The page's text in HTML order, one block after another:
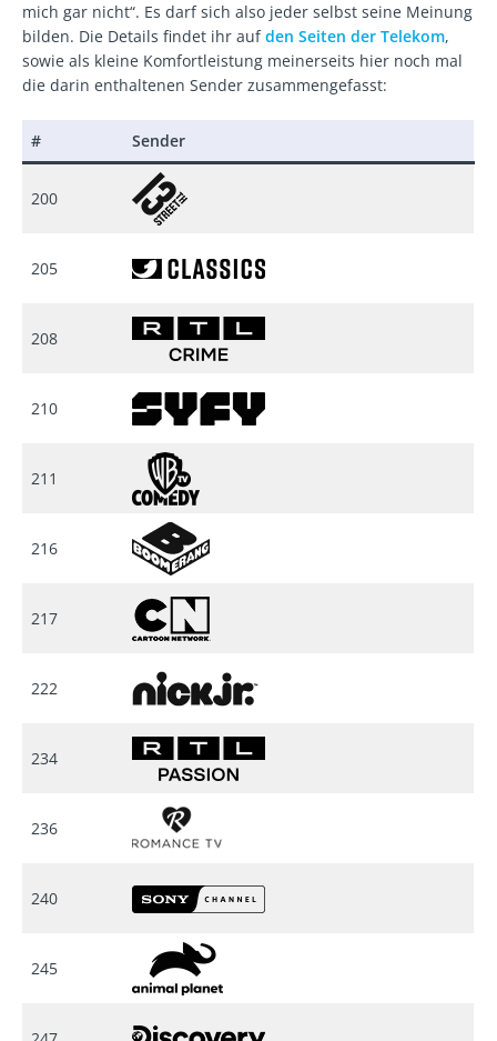
mich gar nicht“. Es darf sich also jeder selbst seine Meinung
bilden. Die Details findet ihr aufden Seiten der Telekom,
sowie als kleine Komfortleistung meinerseits hier noch mal
die darin enthaltenen Sender zusammengefasst:
# Sender
200
205
208
210
211
216
217
222
234
236
240
245